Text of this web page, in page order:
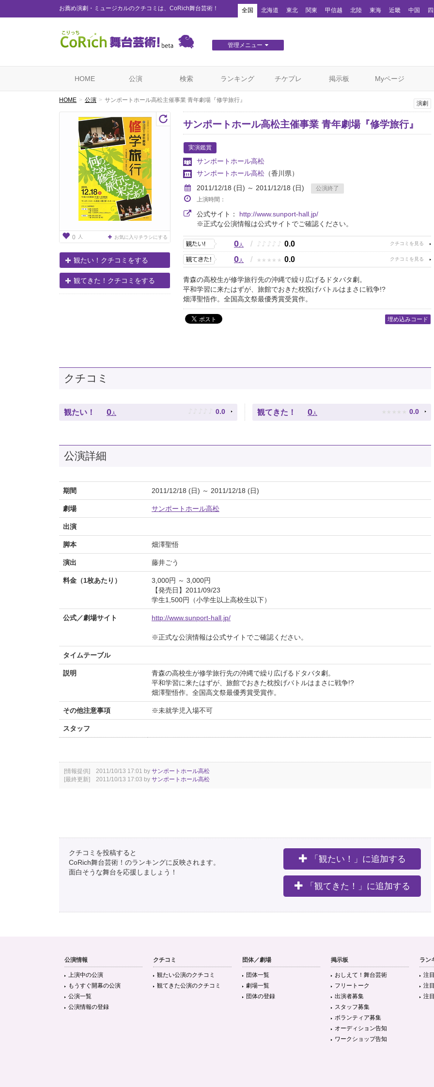
お薦め演劇・ミュージカルのクチコミは、CoRich舞台芸術！ 全国 北海道 東北 関東 甲信越 北陸 東海 近畿 中国
管理メニュー
HOME 公演 検索 ランキング チケプレ 掲示板 Myページ
HOME 公演 サンポートホール高松主催事業 青年劇場『修学旅行』
0 人 お気に入りチラシにする
観たい！クチコミをする
観てきた！クチコミをする
演劇
サンポートホール高松主催事業 青年劇場『修学旅行』
実演鑑賞
サンポートホール高松
サンポートホール高松 （香川県）
2011/12/18 (日) ～ 2011/12/18 (日)
公演終了
上演時間：
公式サイト： http://www.sunport-hall.jp/
※正式な公演情報は公式サイトでご確認ください。
0人 / ♪ ♪ ♪ ♪ ♪ 0.0
0人 / ★ ★ ★ ★ ★ 0.0
青森の高校生が修学旅行先の沖縄で繰り広げるドタバタ劇。
平和学習に来たはずが、旅館でおきた枕投げバトルはまさに戦争!?
畑澤聖悟作。全国高文祭最優秀賞受賞作。
埋め込みコード
クチコミ
観たい！ 0 人 ♪ ♪ ♪ ♪ ♪ 0.0 観てきた！ 0 人 ★ ★ ★ ★ ★ 0.0
公演詳細
期間 2011/12/18 (日) ～ 2011/12/18 (日)
劇場 サンポートホール高松
出演
脚本 畑澤聖悟
演出 藤井ごう
料金（1枚あたり）
3,000円 ～ 3,000円
【発売日】2011/09/23
学生1,500円（小学生以上高校生以下）
公式／劇場サイト http://www.sunport-hall.jp/
※正式な公演情報は公式サイトでご確認ください。
タイムテーブル
説明
青森の高校生が修学旅行先の沖縄で繰り広げるドタバタ劇。
平和学習に来たはずが、旅館でおきた枕投げバトルはまさに戦争!?
畑澤聖悟作。全国高文祭最優秀賞受賞作。
その他注意事項 ※未就学児入場不可
スタッフ
[情報提供] 2011/10/13 17:01 by サンポートホール高松
[最終更新] 2011/10/13 17:03 by サンポートホール高松
クチコミを投稿すると
CoRich舞台芸術！のランキングに反映されます。
面白そうな舞台を応援しましょう！
「観たい！」に追加する
「観てきた！」に追加する
公演情報
上演中の公演
もうすぐ開幕の公演
公演一覧
公演情報の登録
クチコミ
観たい公演のクチコミ
観てきた公演のクチコミ
団体／劇場
団体一覧
劇場一覧
団体の登録
掲示板
おしえて！舞台芸術
フリートーク
出演者募集
スタッフ募集
ボランティア募集
オーディション告知
ワークショップ告知
ラン
注
注
注